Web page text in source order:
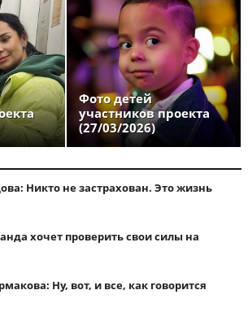
Фото детей
участников проекта
(27/03/2026)
Никто не застрахован. Это жизнь
хочет проверить свои силы на
Ну, вот, и все, как говорится